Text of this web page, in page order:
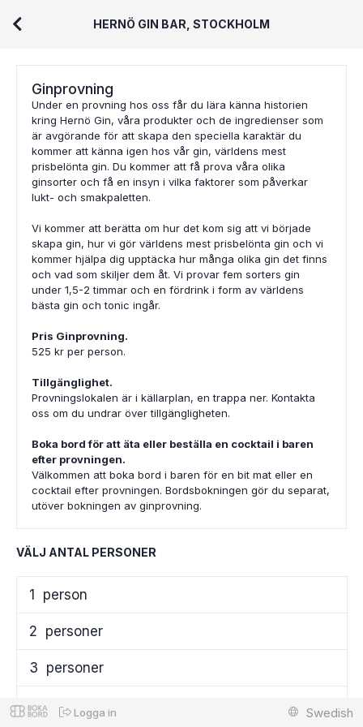
HERNÖ GIN BAR, STOCKHOLM
Ginprovning
Under en provning hos oss får du lära känna historien
kring Hernö Gin, våra produkter och de ingredienser som
är avgörande för att skapa den speciella karaktär du
kommer att känna igen hos vår gin, världens mest
prisbelönta gin. Du kommer att få prova våra olika
ginsorter och få en insyn i vilka faktorer som påverkar
lukt- och smakpaletten.
Vi kommer att berätta om hur det kom sig att vi började
skapa gin, hur vi gör världens mest prisbelönta gin och vi
kommer hjälpa dig upptäcka hur många olika gin det finns
och vad som skiljer dem åt. Vi provar fem sorters gin
under 1,5-2 timmar och en fördrink i form av världens
bästa gin och tonic ingår.
Pris Ginprovning.
525 kr per person.
Tillgänglighet.
Provningslokalen är i källarplan, en trappa ner. Kontakta
oss om du undrar över tillgängligheten.
Boka bord för att äta eller beställa en cocktail i baren
efter provningen.
Välkommen att boka bord i baren för en bit mat eller en
cocktail efter provningen. Bordsbokningen gör du separat,
utöver bokningen av ginprovning.
VÄLJ ANTAL PERSONER
1 person
2 personer
3 personer
4 personerLogga in Swedish